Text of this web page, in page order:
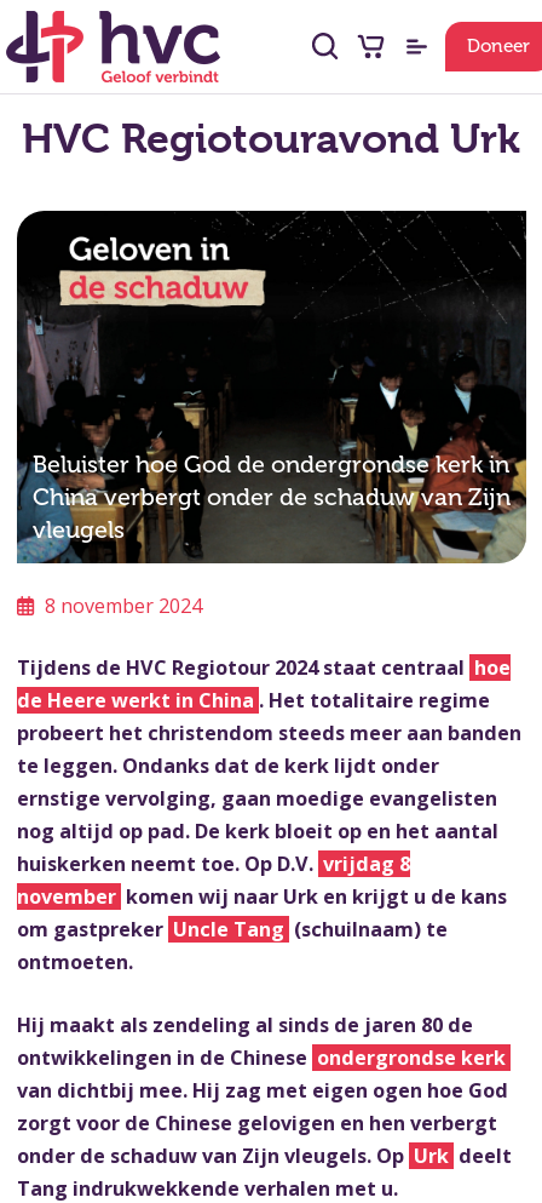
Doneer
HVC Regiotouravond Urk
Beluister hoe God de ondergrondse kerk in
China verbergt onder de schaduw van Zijn
vleugels
8 november 2024
Tijdens de HVC Regiotour 2024 staat centraal hoe
de Heere werkt in China . Het totalitaire regime
probeert het christendom steeds meer aan banden
te leggen. Ondanks dat de kerk lijdt onder
ernstige vervolging, gaan moedige evangelisten
nog altijd op pad. De kerk bloeit op en het aantal
huiskerken neemt toe. Op D.V. vrijdag 8
november komen wij naar Urk en krijgt u de kans
om gastpreker Uncle Tang (schuilnaam) te
ontmoeten.
Hij maakt als zendeling al sinds de jaren 80 de
ontwikkelingen in de Chinese ondergrondse kerk
van dichtbij mee. Hij zag met eigen ogen hoe God
zorgt voor de Chinese gelovigen en hen verbergt
onder de schaduw van Zijn vleugels. Op Urk deelt
Tang indrukwekkende verhalen met u.